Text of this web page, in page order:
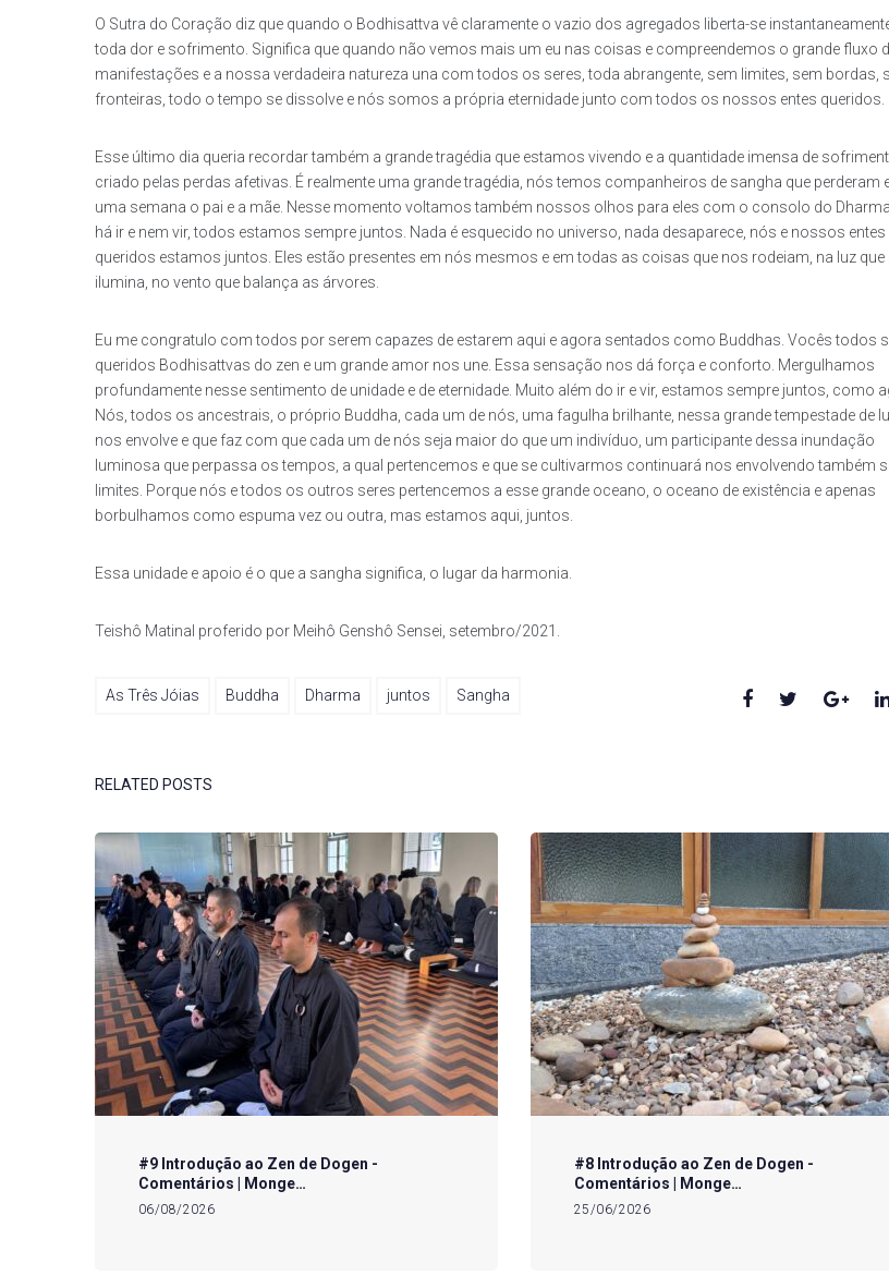
O Sutra do Coração diz que quando o Bodhisattva vê claramente o vazio dos agregados liberta-se
toda dor e sofrimento. Significa que quando não vemos mais um eu nas coisas e compreendemos o grande fluxo
manifestações e a nossa verdadeira natureza una com todos os seres, toda abrangente, sem limites, sem bordas,
fronteiras, todo o tempo se dissolve e nós somos a própria eternidade junto com todos os nossos entes queridos.
Esse último dia queria recordar também a grande tragédia que estamos vivendo e a quantidade imensa de
criado pelas perdas afetivas. É realmente uma grande tragédia, nós temos companheiros de sangha que perderam
uma semana o pai e a mãe. Nesse momento voltamos também nossos olhos para eles com o consolo do
há ir e nem vir, todos estamos sempre juntos. Nada é esquecido no universo, nada desaparece, nós e nossos entes
queridos estamos juntos. Eles estão presentes em nós mesmos e em todas as coisas que nos rodeiam, na luz que
ilumina, no vento que balança as árvores.
Eu me congratulo com todos por serem capazes de estarem aqui e agora sentados como Buddhas. Vocês todos
queridos Bodhisattvas do zen e um grande amor nos une. Essa sensação nos dá força e conforto. Mergulhamos
profundamente nesse sentimento de unidade e de eternidade. Muito além do ir e vir, estamos sempre juntos, como
Nós, todos os ancestrais, o próprio Buddha, cada um de nós, uma fagulha brilhante, nessa grande tempestade de
nos envolve e que faz com que cada um de nós seja maior do que um indivíduo, um participante dessa inundação
luminosa que perpassa os tempos, a qual pertencemos e que se cultivarmos continuará nos envolvendo também
limites. Porque nós e todos os outros seres pertencemos a esse grande oceano, o oceano de existência e apenas
borbulhamos como espuma vez ou outra, mas estamos aqui, juntos.
Essa unidade e apoio é o que a sangha significa, o lugar da harmonia.
Teishô Matinal proferido por Meihô Genshô Sensei, setembro/2021.
As Três Jóias Buddha Dharma juntos Sangha Facebook
Twitter
RELATED POSTS
#9 Introdução ao Zen de Dogen -
Comentários | Monge…
06/08/2026
#8 Introdução ao Zen de Dogen -
Comentários | Monge…
25/06/2026